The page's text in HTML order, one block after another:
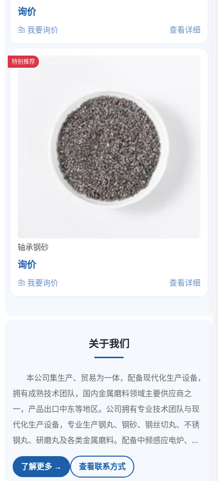
询价
我要询价 查看详细
特别推荐
轴承钢砂
询价
我要询价 查看详细
关于我们
本公司集生产、贸易为一体，配备现代化生产设备，
拥有成熟技术团队，国内金属磨料领域主要供应商之
一，产品出口中东等地区。公司拥有专业技术团队与现
代化生产设备，专业生产钢丸、钢砂、钢丝切丸、不锈
钢丸、研磨丸及各类金属磨料。配备中频感应电炉、离
心雾化造粒设备，经由二次淬火、回火、选圆、筛分、
包装等多道工序，产出强化型钢丸、钢砂。依托成熟生
了解更多 → 查看联系方式